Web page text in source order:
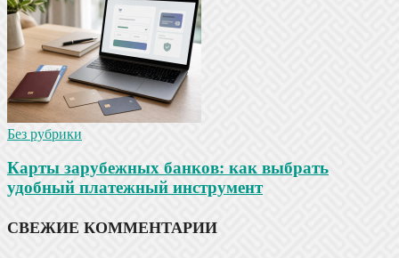
Без рубрики
Карты зарубежных банков: как выбрать
удобный платежный инструмент
СВЕЖИЕ КОММЕНТАРИИ